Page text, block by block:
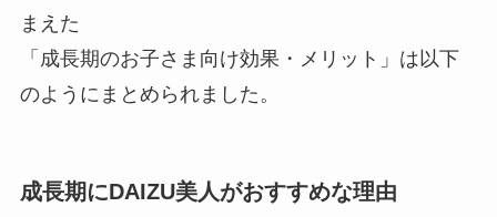
まえた
「成長期のお子さま向け効果・メリット」は以下
のようにまとめられました。
成長期にDAIZU美人がおすすめな理由